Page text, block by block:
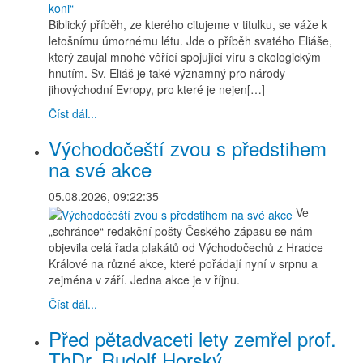
Biblický příběh, ze kterého citujeme v titulku, se váže k
letošnímu úmornému létu. Jde o příběh svatého Eliáše,
který zaujal mnohé věřící spojující víru s ekologickým
hnutím. Sv. Eliáš je také významný pro národy
jihovýchodní Evropy, pro které je nejen[…]
Číst dál...
Východočeští zvou s předstihem
na své akce
05.08.2026, 09:22:35
Ve
„schránce“ redakční pošty Českého zápasu se nám
objevila celá řada plakátů od Východočechů z Hradce
Králové na různé akce, které pořádají nyní v srpnu a
zejména v září. Jedna akce je v říjnu.
Číst dál...
Před pětadvaceti lety zemřel prof.